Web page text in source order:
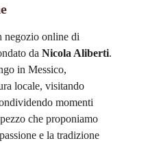
negozio online di
da Nicola Aliberti.
in Messico,
locale, visitando
momenti
che proponiamo
e la tradizione